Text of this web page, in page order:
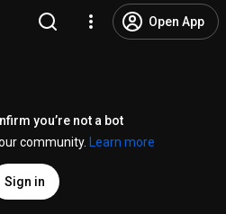
Open App
you’re not a bot
community.
Learn more
Sign in